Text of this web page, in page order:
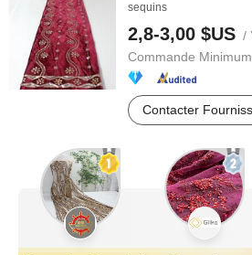
sequins
2,8-3,00 $US /
Commande
Contacter